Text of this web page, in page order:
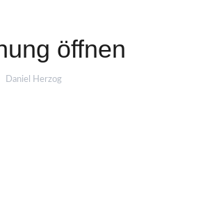
öffnen
Daniel Herzog